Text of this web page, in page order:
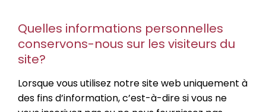
Quelles informations personnelles
conservons-nous sur les visiteurs du
site?
Lorsque vous utilisez notre site web uniquement à
des fins d’information, c’est-à-dire si vous ne